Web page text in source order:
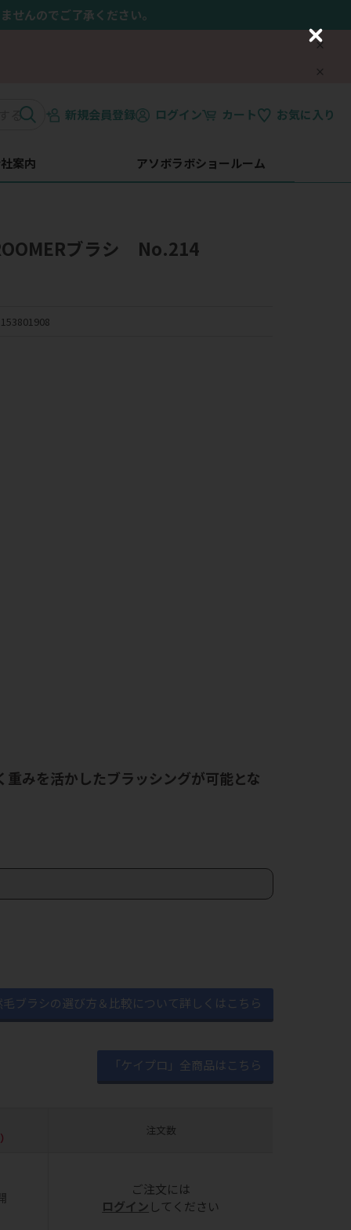
せんのでご了承ください。
新規会員登録 ログイン カート お気に入り
案内 アソボラボショールーム
ブラシ No.214
153801908
みを活かしたブラッシングが可能とな
ブラシの選び方＆比較について詳しくはこちら
「ケイプロ」全商品はこちら
注文数
ご注文には
ログイン してください
C
o